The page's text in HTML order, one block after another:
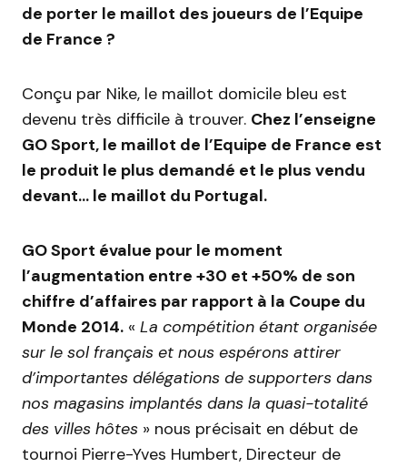
de porter le maillot des joueurs de l’Equipe
de France ?
Conçu par Nike, le maillot domicile bleu est
devenu très difficile à trouver. Chez l’enseigne
GO Sport, le maillot de l’Equipe de France est
le produit le plus demandé et le plus vendu
devant… le maillot du Portugal.
GO Sport évalue pour le moment
l’augmentation entre +30 et +50% de son
chiffre d’affaires par rapport à la Coupe du
Monde 2014. « La compétition étant organisée
sur le sol français et nous espérons attirer
d’importantes délégations de supporters dans
nos magasins implantés dans la quasi-totalité
des villes hôtes » nous précisait en début de
tournoi Pierre-Yves Humbert, Directeur de